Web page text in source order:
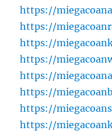
https://
https://
https://
https://
https://
https://
https://
https://